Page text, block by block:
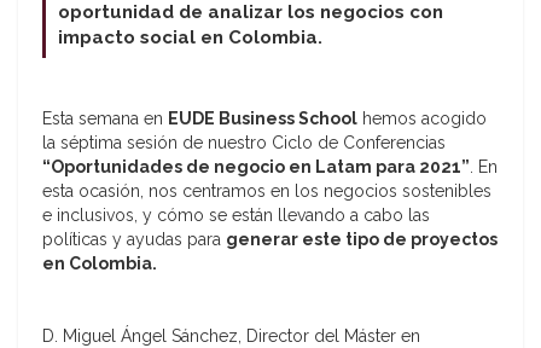
oportunidad de analizar los negocios con
impacto social en Colombia.
Esta semana en EUDE Business School hemos acogido
la séptima sesión de nuestro Ciclo de Conferencias
“Oportunidades de negocio en Latam para 2021”. En
esta ocasión, nos centramos en los negocios sostenibles
e inclusivos, y cómo se están llevando a cabo las
políticas y ayudas para generar este tipo de proyectos
en Colombia.
D. Miguel Ángel Sánchez, Director del Máster en